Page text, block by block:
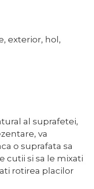
exterior, hol,
al suprafetei,
va
o suprafata sa
cutii si sa le mixati
rotirea placilor